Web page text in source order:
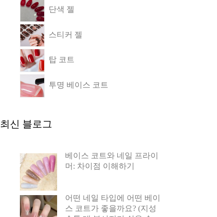
단색 젤
스티커 젤
탑 코트
투명 베이스 코트
최신 블로그
베이스 코트와 네일 프라이
머: 차이점 이해하기
어떤 네일 타입에 어떤 베이
스 코트가 좋을까요? (지성